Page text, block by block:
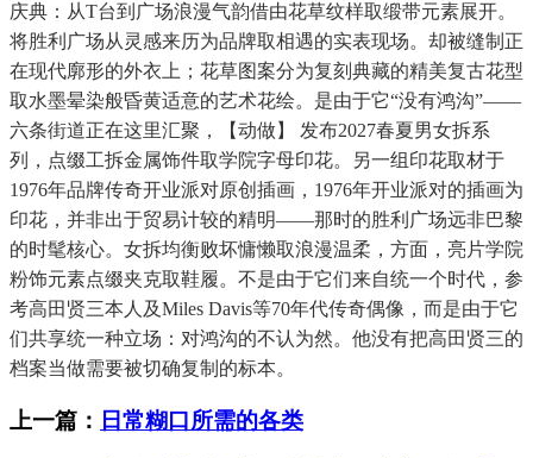
庆典：从T台到广场浪漫气韵借由花草纹样取缎带元素展开。
将胜利广场从灵感来历为品牌取相遇的实表现场。却被缝制正
在现代廓形的外衣上；花草图案分为复刻典藏的精美复古花型
取水墨晕染般昏黄适意的艺术花绘。是由于它“没有鸿沟”——
六条街道正在这里汇聚，【动做】 发布2027春夏男女拆系
列，点缀工拆金属饰件取学院字母印花。另一组印花取材于
1976年品牌传奇开业派对原创插画，1976年开业派对的插画为
印花，并非出于贸易计较的精明——那时的胜利广场远非巴黎
的时髦核心。女拆均衡败坏慵懒取浪漫温柔，方面，亮片学院
粉饰元素点缀夹克取鞋履。不是由于它们来自统一个时代，参
考高田贤三本人及Miles Davis等70年代传奇偶像，而是由于它
们共享统一种立场：对鸿沟的不认为然。他没有把高田贤三的
档案当做需要被切确复制的标本。
上一篇： 日常糊口所需的各类